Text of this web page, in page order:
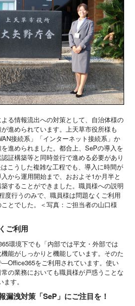
る情報流出への対策として、自治体様の
進められています。上天草市役所様も
接続系」「インターネット接続系」か
進められました。都合上、SePの導入を
証構築等と同時並行で進める必要があり
こうした複雑な工程でも、導入に時間が
から運用開始まで、おおよそ1か月半と
することができました。職員様への説明
度行うのみで、職員様は問題なくご利用
とでした。＜写真：ご担当者の山口様
ご利用
環境下でも「内部では平文・外部では
能がしっかりと機能しています。そのた
をご利用されています。使い
の業務においても職員様が戸惑うことな
す。
漏洩対策「SeP」にご注目を！